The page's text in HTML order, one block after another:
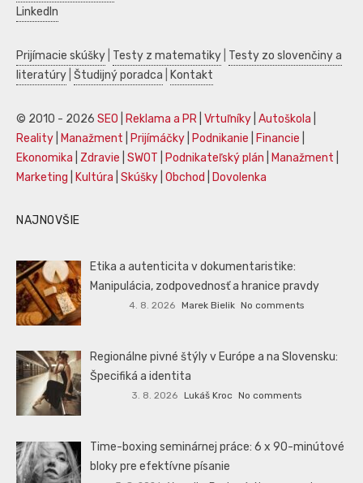
LinkedIn
Prijímacie skúšky Testy z matematiky Testy zo slovenčiny a
literatúry Študijný poradca Kontakt
© 2010 - 2026 SEO Reklama a PR Vrtuľníky Autoškola
Reality
Manažment Prijímáčky Podnikanie Financie
Ekonomika
Zdravie SWOT Podnikateľský plán Manažment
Marketing
Kultúra Skúšky Obchod Dovolenka
NAJNOVŠIE
Etika a autenticita v dokumentaristike:
Manipulácia, zodpovednosť a hranice pravdy
4. 8. 2026 Marek Bielik No comments
Regionálne pivné štýly v Európe a na Slovensku:
Špecifiká a identita
3. 8. 2026 Lukáš Kroc No comments
Time-boxing seminárnej práce: 6 x 90-minútové
bloky pre efektívne písanie